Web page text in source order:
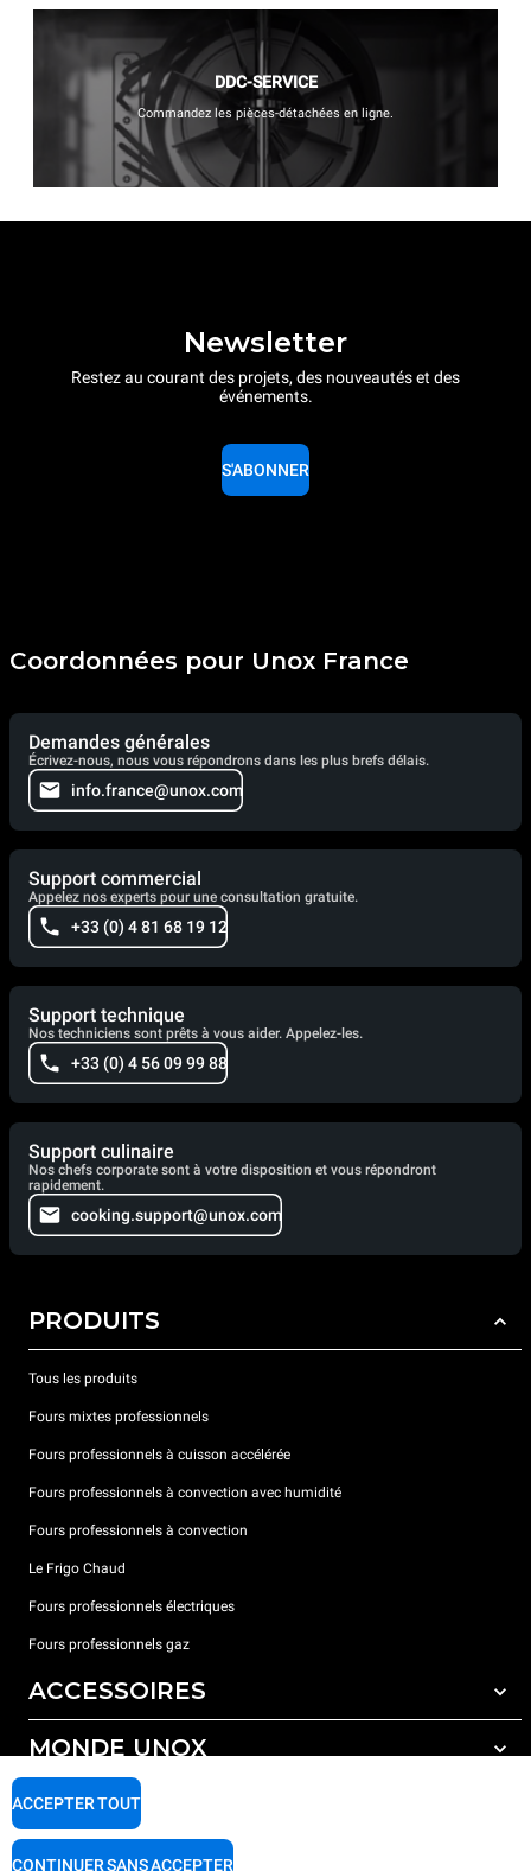
DDC-SERVICE
Commandez les pièces-détachées en ligne.
Newsletter
Restez au courant des projets, des nouveautés et des
événements.
S'ABONNER
Coordonnées pour Unox France
Demandes générales
Écrivez-nous, nous vous répondrons dans les plus brefs délais.
info.france@unox.com
Support commercial
Appelez nos experts pour une consultation gratuite.
+33 (0) 4 81 68 19 12
Support technique
Nos techniciens sont prêts à vous aider. Appelez-les.
+33 (0) 4 56 09 99 88
Support culinaire
Nos chefs corporate sont à votre disposition et vous répondront
rapidement.
cooking.support@unox.com
PRODUITS
Tous les produits
Fours mixtes professionnels
Fours professionnels à cuisson accélérée
Fours professionnels à convection avec humidité
Fours professionnels à convection
Le Frigo Chaud
Fours professionnels électriques
Fours professionnels gaz
ACCESSOIRES
Tous les accessoires
Détergents pour lavage automatique
Détergents pour lavage manuel
Traitement de l'eau avec filtres à résine
MONDE UNOX
Nos bureaux dans le monde
SUPPORT
Garantie Unox
ACCEPTER TOUT
CONTINUER SANS ACCEPTER